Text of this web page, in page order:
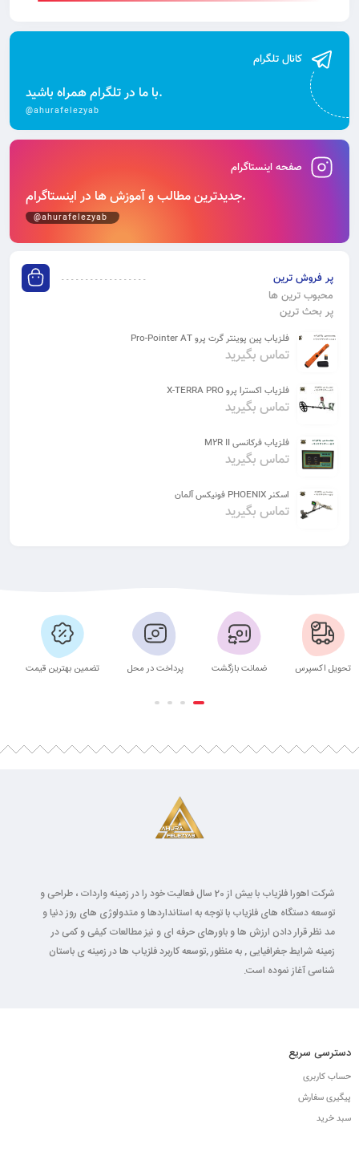
کانال تلگرام
با ما در تلگرام همراه باشید.
@ahurafelezyab
صفحه اینستاگرام
جدیدترین مطالب و آموزش‌ ها در اینستاگرام.
@ahurafelezyab
پر فروش ترین
محبوب ترین ها
پر بحث ترین
فلزیاب پین پوینتر گرت پرو Pro-Pointer AT
تماس بگیرید
فلزیاب اکسترا پرو X-TERRA PRO
تماس بگیرید
فلزیاب فرکانسی M2R II
تماس بگیرید
اسکنر PHOENIX فونیکس آلمان
تماس بگیرید
تحویل اکسپرس ضمانت بازگشت پرداخت در محل تضمین بهترین قیمت
شرکت اهورا فلزیاب با بیش از 20 سال فعالیت خود را در زمینه واردات ، طراحی و
توسعه دستگاه های فلزیاب با توجه به استانداردها و متدولوژی های روز دنیا و
مد نظر قرار دادن ارزش ها و باورهای حرفه ای و نیز مطالعات کیفی و کمی در
زمینه شرایط جغرافیایی , به منظور ,توسعه کاربرد فلزیاب ها در زمینه ی باستان
شناسی آغاز نموده است.
دسترسی سریع
حساب کاربری
پیگیری سفارش
سبد خرید